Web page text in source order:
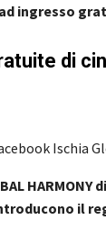
ingresso
di
Ischia
HARMONY
il